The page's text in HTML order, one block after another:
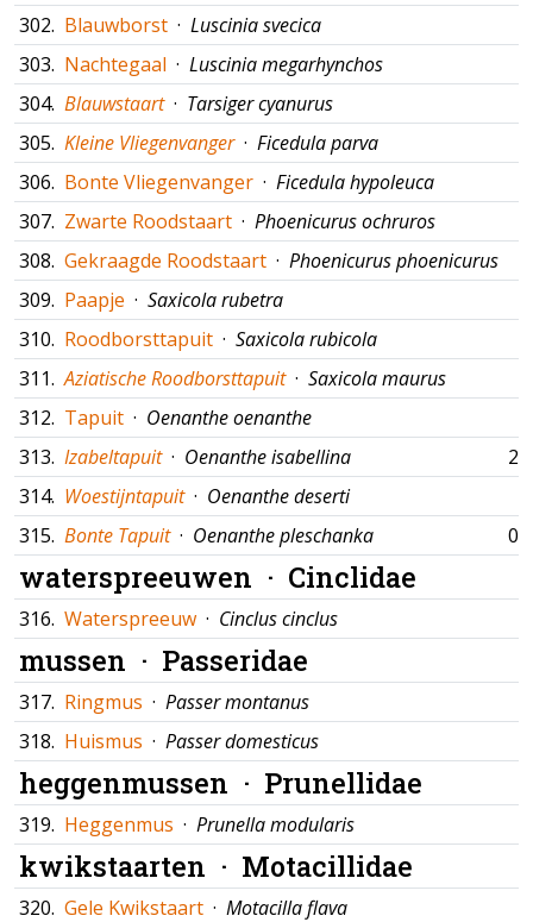
302. Blauwborst · Luscinia svecica
303. Nachtegaal · Luscinia megarhynchos
304. Blauwstaart · Tarsiger cyanurus
305. Kleine Vliegenvanger · Ficedula parva
306. Bonte Vliegenvanger · Ficedula hypoleuca
307. Zwarte Roodstaart · Phoenicurus ochruros
308. Gekraagde Roodstaart · Phoenicurus phoenicurus
309. Paapje · Saxicola rubetra
310. Roodborsttapuit · Saxicola rubicola
311. Aziatische Roodborsttapuit · Saxicola maurus
312. Tapuit · Oenanthe oenanthe
313. Izabeltapuit · Oenanthe isabellina
314. Woestijntapuit · Oenanthe deserti
315. Bonte Tapuit · Oenanthe pleschanka
waterspreeuwen · Cinclidae
316. Waterspreeuw · Cinclus cinclus
mussen · Passeridae
317. Ringmus · Passer montanus
318. Huismus · Passer domesticus
heggenmussen · Prunellidae
319. Heggenmus · Prunella modularis
kwikstaarten · Motacillidae
320. Gele Kwikstaart · Motacilla flava